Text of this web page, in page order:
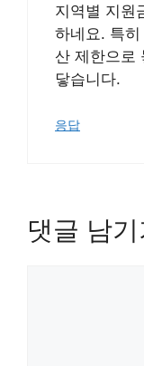
지역별 지원
하네요. 특
산 제한으로
닿습니다.
응답
댓글 남기